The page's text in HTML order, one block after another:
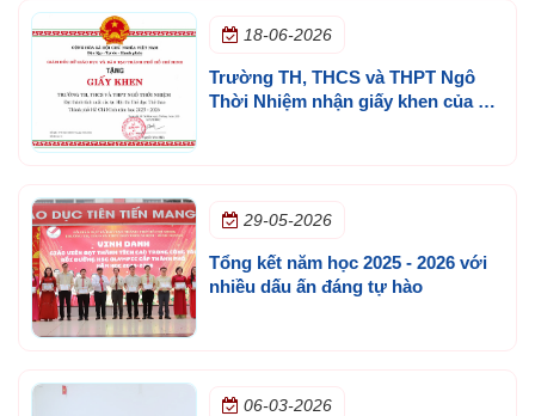
18-06-2026
Trường TH, THCS và THPT Ngô
Thời Nhiệm nhận giấy khen của Sở
29-05-2026
Tổng kết năm học 2025 - 2026 với
nhiều dấu ấn đáng tự hào
06-03-2026